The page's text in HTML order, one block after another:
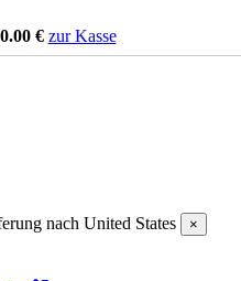
0.00€ zur Kasse
nach United States ×